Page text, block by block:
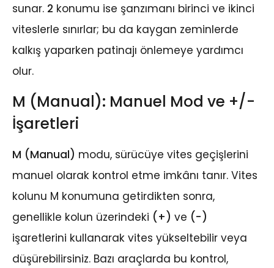
sunar. 2 konumu ise şanzımanı birinci ve ikinci
viteslerle sınırlar; bu da kaygan zeminlerde
kalkış yaparken patinajı önlemeye yardımcı
olur.
M (Manual): Manuel Mod ve +/-
İşaretleri
M (Manual) modu, sürücüye vites geçişlerini
manuel olarak kontrol etme imkânı tanır. Vites
kolunu M konumuna getirdikten sonra,
genellikle kolun üzerindeki (+) ve (-)
işaretlerini kullanarak vites yükseltebilir veya
düşürebilirsiniz. Bazı araçlarda bu kontrol,